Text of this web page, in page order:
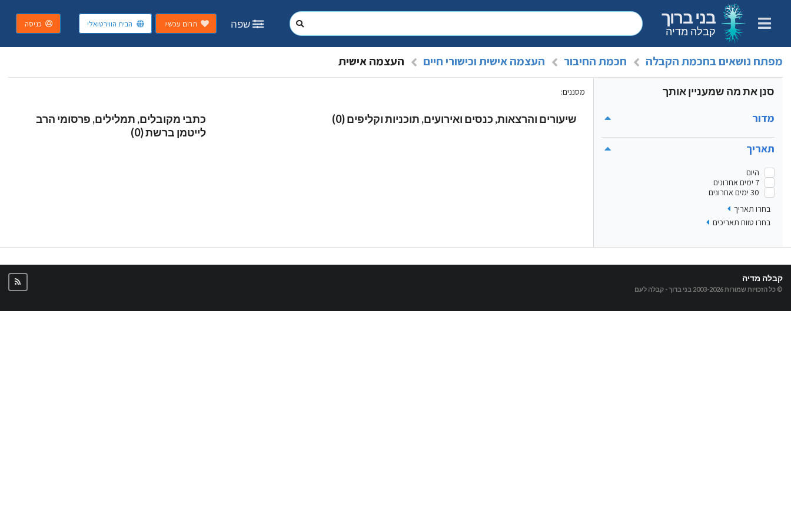
בני ברוך
קבלה מדיה
שפה תרום עכשיו הבית הווירטואלי כניסה
מפתח נושאים בחכמת הקבלה חכמת החיבור העצמה אישית וכישורי חיים העצמה אישית
סנן את מה שמעניין אותך
מדור
תאריך
היום
7 ימים אחרונים
30 ימים אחרונים
בחרו תאריך
בחרו טווח תאריכים
מסננים:
שיעורים והרצאות, כנסים ואירועים, תוכניות וקליפים (0)
כתבי מקובלים, תמלילים, פרסומי הרב
לייטמן ברשת (0)
קבלה מדיה
© כל הזכויות שמורות 2003-2026 בני ברוך - קבלה לעם